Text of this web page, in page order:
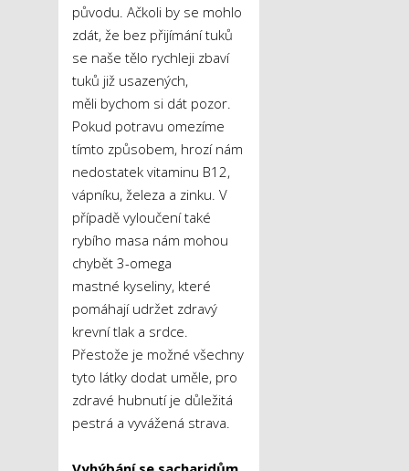
původu. Ačkoli by se mohlo
zdát, že bez přijímání tuků
se naše tělo rychleji zbaví
tuků již usazených,
měli bychom si dát pozor.
Pokud potravu omezíme
tímto způsobem, hrozí nám
nedostatek vitaminu B12,
vápníku, železa a zinku. V
případě vyloučení také
rybího masa nám mohou
chybět 3-omega
mastné kyseliny, které
pomáhají udržet zdravý
krevní tlak a srdce.
Přestože je možné všechny
tyto látky dodat uměle, pro
zdravé hubnutí je důležitá
pestrá a vyvážená strava.